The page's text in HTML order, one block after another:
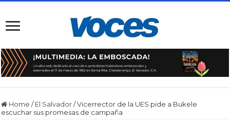
Home / El Salvador /Vicerrector de la UES pide a Bukele
escuchar sus promesas de campaña